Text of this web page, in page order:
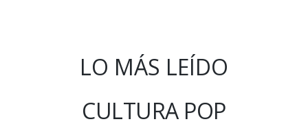
LO MÁS LEÍDO
CULTURA POP